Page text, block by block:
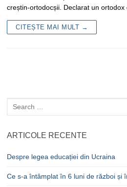
creștin-ortodocșii. Declarat un ortodox
CITEȘTE MAI MULT →
Caută
după:
ARTICOLE RECENTE
Despre legea educației din Ucraina
Ce s-a întâmplat în 6 luni de război și